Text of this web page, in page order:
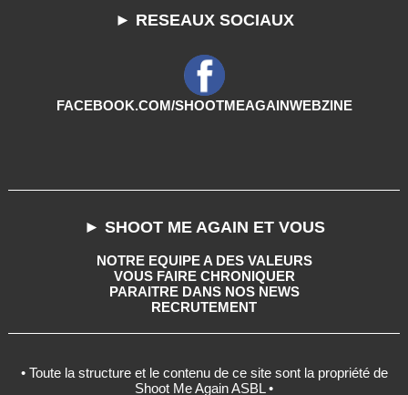
► RESEAUX SOCIAUX
FACEBOOK.COM/SHOOTMEAGAINWEBZINE
► SHOOT ME AGAIN ET VOUS
NOTRE EQUIPE A DES VALEURS
VOUS FAIRE CHRONIQUER
PARAITRE DANS NOS NEWS
RECRUTEMENT
• Toute la structure et le contenu de ce site sont la propriété de
Shoot Me Again ASBL •